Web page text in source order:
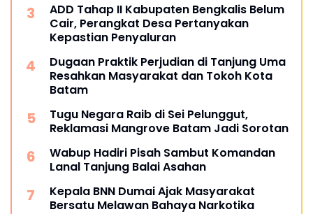
ADD Tahap II Kabupaten Bengkalis Belum
Cair, Perangkat Desa Pertanyakan
Kepastian Penyaluran
Dugaan Praktik Perjudian di Tanjung Uma
Resahkan Masyarakat dan Tokoh Kota
Batam
Tugu Negara Raib di Sei Pelunggut,
Reklamasi Mangrove Batam Jadi Sorotan
Wabup Hadiri Pisah Sambut Komandan
Lanal Tanjung Balai Asahan
Kepala BNN Dumai Ajak Masyarakat
Bersatu Melawan Bahaya Narkotika